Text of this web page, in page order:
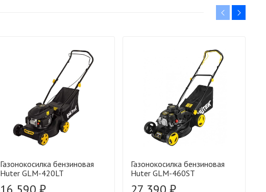
Газонокосилка бензиновая
Huter GLM-420LT
Газонокосилка бензиновая
Huter GLM-460ST